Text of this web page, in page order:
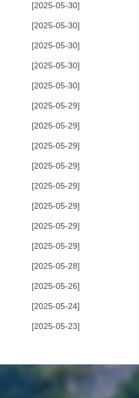
[2025-05-30]
[2025-05-30]
[2025-05-30]
[2025-05-30]
[2025-05-30]
[2025-05-29]
[2025-05-29]
[2025-05-29]
[2025-05-29]
[2025-05-29]
[2025-05-29]
[2025-05-29]
[2025-05-29]
[2025-05-28]
[2025-05-26]
[2025-05-24]
[2025-05-23]